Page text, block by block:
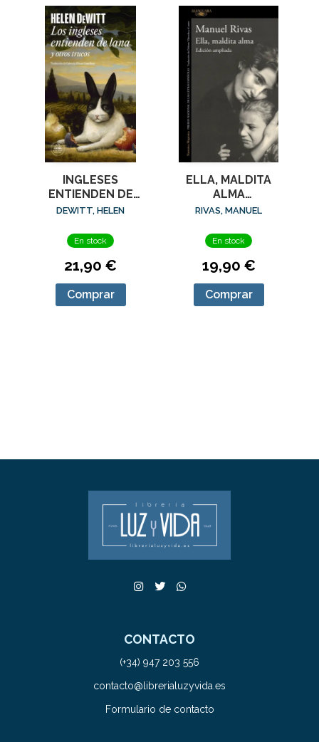
INGLESES
ENTIENDEN DE
LANA (Y OTROS
DEWITT, HELEN
En stock
21,90 €
Comprar
ELLA, MALDITA
ALMA
(ED.AMPLIADA)
RIVAS, MANUEL
En stock
19,90 €
Comprar
CONTACTO
(+34) 947 203 556
contacto@librerialuzyvida.es
Formulario de contacto